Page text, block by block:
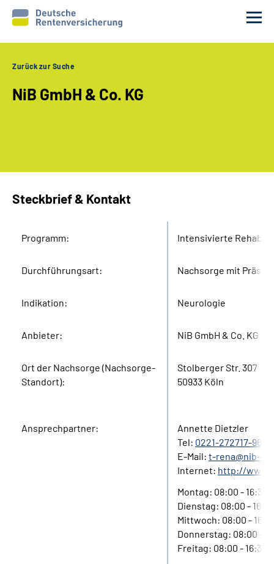
Nachsorge finden
Digitale Nachsorge
Infos für Nachsorgeanbieter
Meldeportal Nachsorgeanbieter
Zurück zur Suche
NiB GmbH & Co. KG
Steckbrief & Kontakt
Programm: Intensivierte
Durchführungsart: Nachsorge mit
Indikation: Neurologie
Anbieter: NiB GmbH & Co. KG
Ort der Nachsorge (Nachsorge-
Standort):
Stolberger Str. 307
50933 Köln
Ansprechpartner:
Annette Dietzler
Tel: 0221-272717-96
E-Mail: t-rena@nib-
Internet: http://
Montag: 08:00 - 16:30
Dienstag: 08:00 - 16:30
Mittwoch: 08:00 -
Donnerstag: 08:00 -
Freitag: 08:00 - 16:30